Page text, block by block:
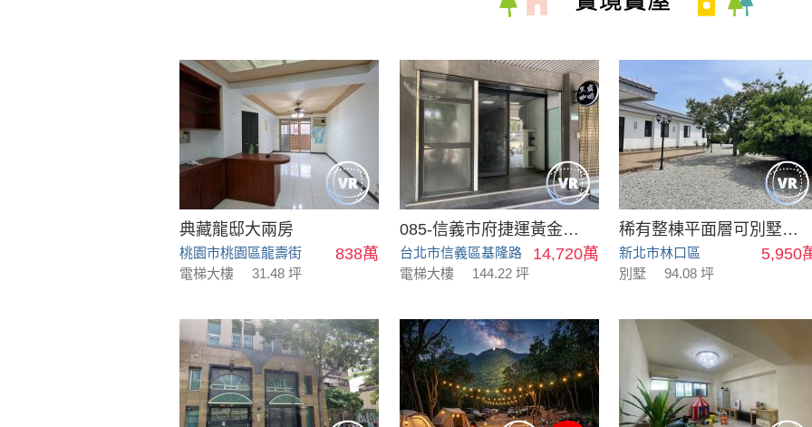
典藏龍邸大兩房
桃園市桃園區龍壽街 838萬
電梯大樓 31.48 坪
085-信義市府捷運黃金店面
台北市信義區基隆路 14,720萬
電梯大樓 144.22 坪
稀有整棟平面層可別墅可會館
新北市林口區 5,950
別墅 94.08 坪